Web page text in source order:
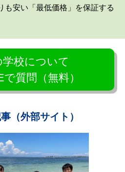
も安い「最低価格」を保証する
学校について
で質問（無料）
（外部サイト）